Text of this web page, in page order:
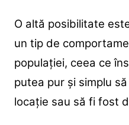
O altă posibilitate
un tip de
populației, ceea ce
putea pur și simplu
locație sau să fi fost